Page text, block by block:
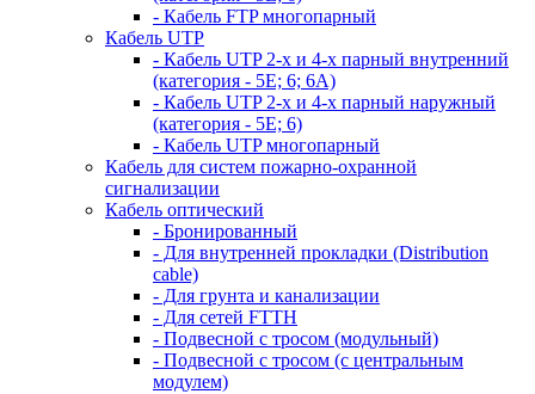
- Кабель FTP многопарный
Кабель UTP
- Кабель UTP 2-х и 4-х парный внутренний
(категория - 5Е; 6; 6А)
- Кабель UTP 2-х и 4-х парный наружный
(категория - 5Е; 6)
- Кабель UTP многопарный
Кабель для систем пожарно-охранной
сигнализации
Кабель оптический
- Бронированный
- Для внутренней прокладки (Distribution
cable)
- Для грунта и канализации
- Для сетей FTTH
- Подвесной с тросом (модульный)
- Подвесной с тросом (с центральным
модулем)